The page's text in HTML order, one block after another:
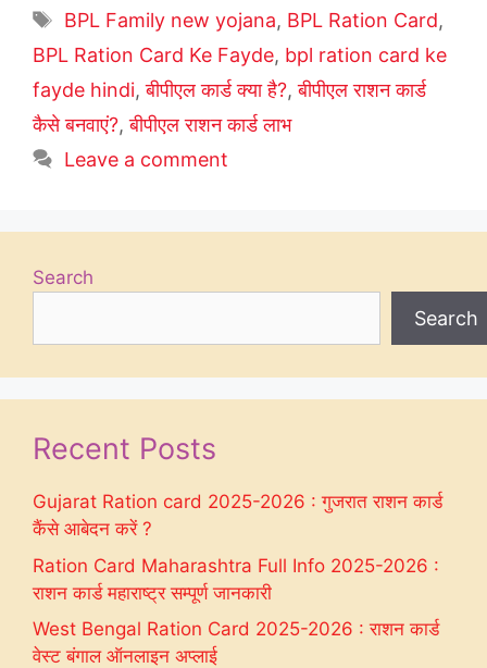
Tags
BPL Family new yojana, BPL Ration Card,
BPL Ration Card Ke Fayde, bpl ration card ke
fayde hindi,बीपीएल कार्ड क्या है?,बीपीएल राशन कार्ड
कैसे बनवाएं?,बीपीएल राशन कार्ड लाभ
Leave a comment
Search
Search
Recent Posts
Gujarat Ration card 2025-2026 : गुजरात राशन कार्ड
कैंसे आबेदन करें ?
Ration Card Maharashtra Full Info 2025-2026 :
राशन कार्ड महाराष्ट्र सम्पूर्ण जानकारी
West Bengal Ration Card 2025-2026 : राशन कार्ड
वेस्ट बंगाल ऑनलाइन अप्लाई